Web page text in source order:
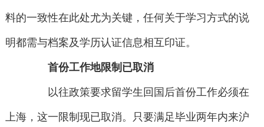
料的一致性在此处尤为关键，任何关于学习方式的说
明都需与档案及学历认证信息相互印证。
首份工作地限制已取消
以往政策要求留学生回国后首份工作必须在
上海，这一限制现已取消。只要满足毕业两年内来沪